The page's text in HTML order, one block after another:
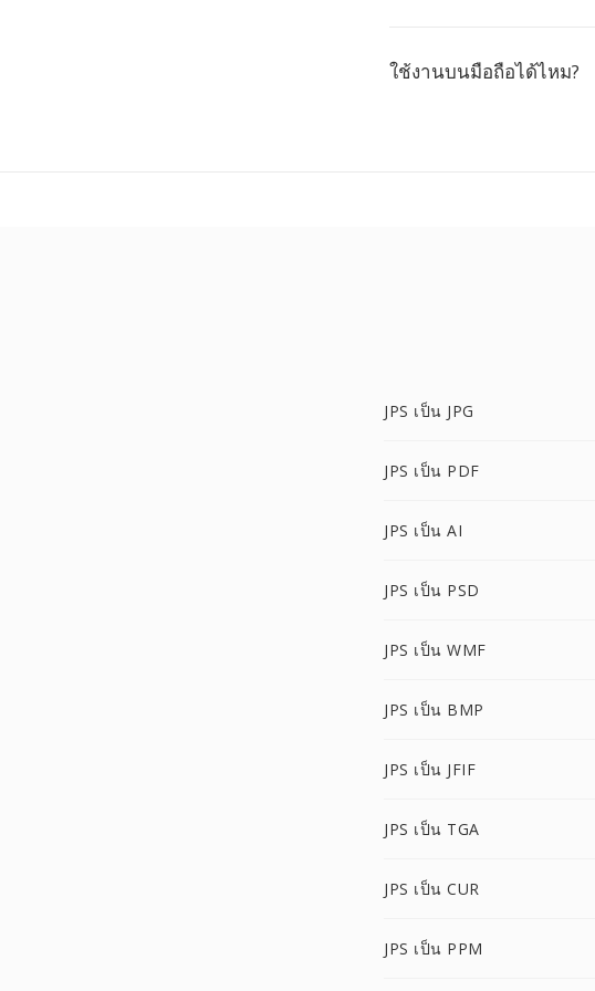
ใช้งานบนมือถือได้ไหม?
JPS เป็น JPG
JPS เป็น PDF
JPS เป็น AI
JPS เป็น PSD
JPS เป็น WMF
JPS เป็น BMP
JPS เป็น JFIF
JPS เป็น TGA
JPS เป็น CUR
JPS เป็น PPM